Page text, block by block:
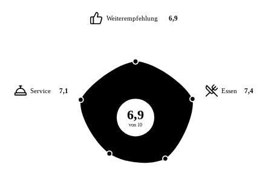
6,9
von 10
Weiterempfehlung 6,9
Essen 7,4
Service 7,1